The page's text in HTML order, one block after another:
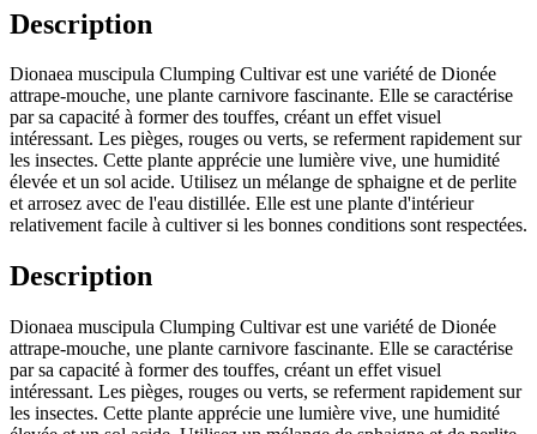
Description
Dionaea muscipula Clumping Cultivar est une variété de Dionée
attrape-mouche, une plante carnivore fascinante. Elle se caractérise
par sa capacité à former des touffes, créant un effet visuel
intéressant. Les pièges, rouges ou verts, se referment rapidement sur
les insectes. Cette plante apprécie une lumière vive, une humidité
élevée et un sol acide. Utilisez un mélange de sphaigne et de perlite
et arrosez avec de l'eau distillée. Elle est une plante d'intérieur
relativement facile à cultiver si les bonnes conditions sont respectées.
Description
Dionaea muscipula Clumping Cultivar est une variété de Dionée
attrape-mouche, une plante carnivore fascinante. Elle se caractérise
par sa capacité à former des touffes, créant un effet visuel
intéressant. Les pièges, rouges ou verts, se referment rapidement sur
les insectes. Cette plante apprécie une lumière vive, une humidité